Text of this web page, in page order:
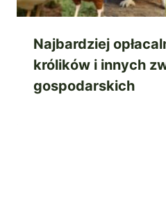
Najbardziej
królików i innych
gospodarskich